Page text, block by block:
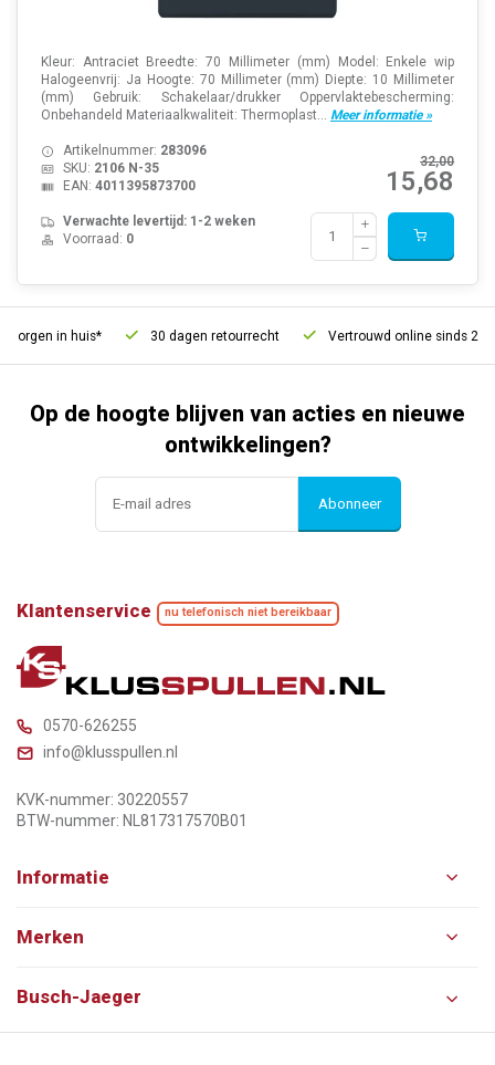
Kleur: Antraciet Breedte: 70 Millimeter (mm) Model: Enkele wip
Halogeenvrij: Ja Hoogte: 70 Millimeter (mm) Diepte: 10 Millimeter
(mm) Gebruik: Schakelaar/drukker Oppervlaktebescherming:
Onbehandeld Materiaalkwaliteit: Thermoplast... Meer informatie »
32,00
15,68
Artikelnummer: 283096
SKU: 2106 N-35
EAN: 4011395873700
Verwachte levertijd: 1-2 weken
Voorraad: 0
in huis* 30 dagen retourrecht Vertrouwd online sinds 2006
Op de hoogte blijven van acties en nieuwe
ontwikkelingen?
Abonneer
Klantenservice nu telefonisch niet bereikbaar
0570-626255
info@klusspullen.nl
KVK-nummer: 30220557
BTW-nummer: NL817317570B01
Informatie
Merken
Busch-Jaeger